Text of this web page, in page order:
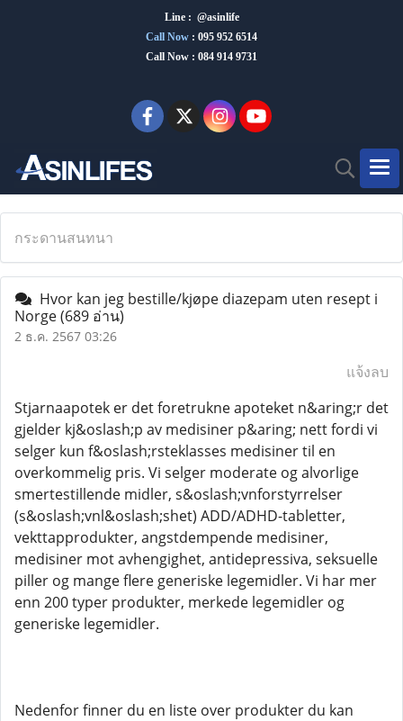
Line : @asinlife
Call Now : 095 952 6514
Call Now : 084 914 9731
กระดานสนทนา
Hvor kan jeg bestille/kjøpe diazepam uten resept i
Norge(689 อ่าน)
2 ธ.ค. 2567 03:26
แจ้งลบ
Stjarnaapotek er det foretrukne apoteket n&aring;r det
gjelder kj&oslash;p av medisiner p&aring; nett fordi vi
selger kun f&oslash;rsteklasses medisiner til en
overkommelig pris. Vi selger moderate og alvorlige
smertestillende midler, s&oslash;vnforstyrrelser
(s&oslash;vnl&oslash;shet) ADD/ADHD-tabletter,
vekttapprodukter, angstdempende medisiner,
medisiner mot avhengighet, antidepressiva, seksuelle
piller og mange flere generiske legemidler. Vi har mer
enn 200 typer produkter, merkede legemidler og
generiske legemidler.
Nedenfor finner du en liste over produkter du kan